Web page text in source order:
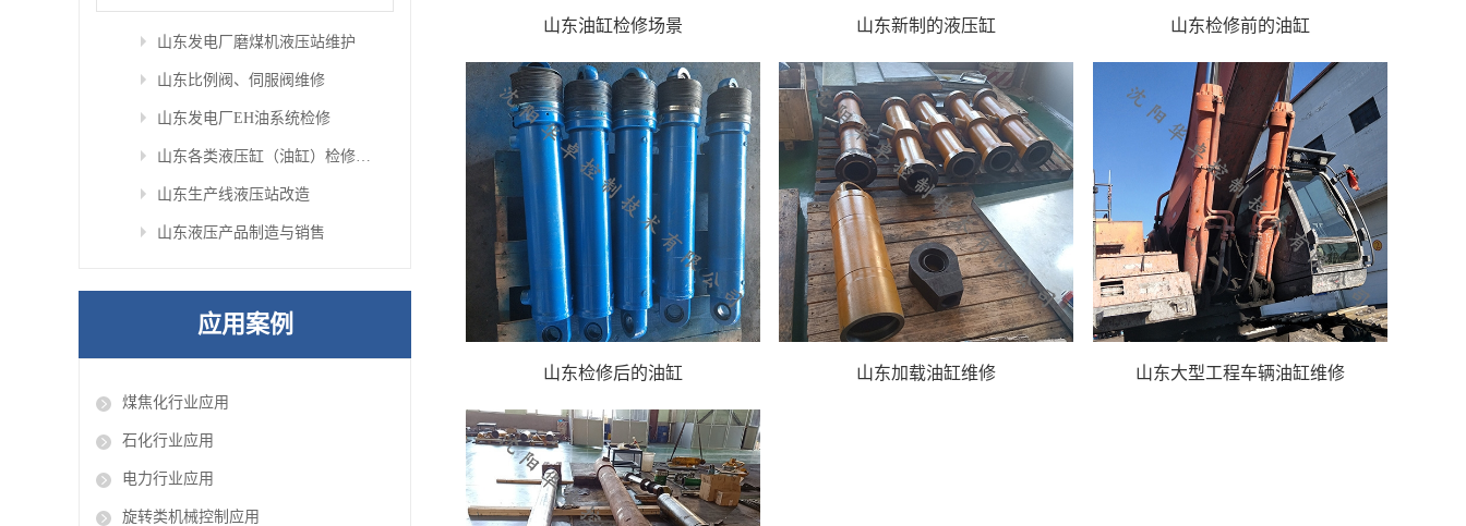
山东发电厂磨煤机液压站维护
山东比例阀、伺服阀维修
山东发电厂EH油系统检修
山东各类液压缸（油缸）检修与定制
山东生产线液压站改造
山东液压产品制造与销售
应用案例
煤焦化行业应用
石化行业应用
电力行业应用
旋转类机械控制应用
山东油缸检修场景 山东新制的液压缸 山东检修前的油缸
山东检修后的油缸 山东加载油缸维修 山东大型工程车辆油缸维修